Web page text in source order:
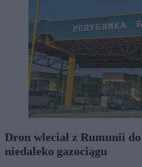
Dron wleciał z Rumunii
niedaleko gazociągu